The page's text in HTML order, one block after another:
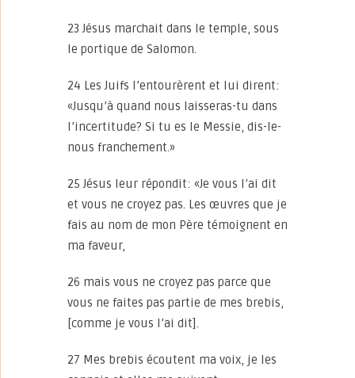
23 Jésus marchait dans le temple, sous
le portique de Salomon.
24 Les Juifs l’entourèrent et lui dirent:
«Jusqu’à quand nous laisseras-tu dans
l’incertitude? Si tu es le Messie, dis-le-
nous franchement.»
25 Jésus leur répondit: «Je vous l’ai dit
et vous ne croyez pas. Les œuvres que je
fais au nom de mon Père témoignent en
ma faveur,
26 mais vous ne croyez pas parce que
vous ne faites pas partie de mes brebis,
[comme je vous l’ai dit].
27 Mes brebis écoutent ma voix, je les